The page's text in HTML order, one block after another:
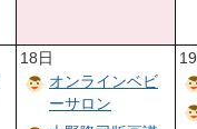
18日
オンラインベビ
ーサロン